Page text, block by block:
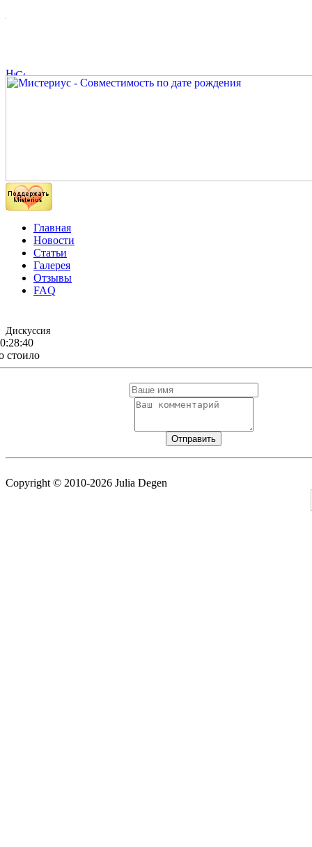
Главная
Новости
Статьи
Галерея
Отзывы
FAQ
Дискуссия
стоило
Copyright © 2010-2026 Julia Degen